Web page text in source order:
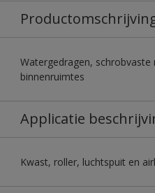
Watergedragen,
binnenruimtes
Applicatie
Kwast, roller, luchtspuit en